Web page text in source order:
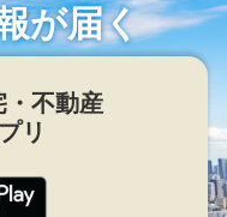
が届く
不動産
リ